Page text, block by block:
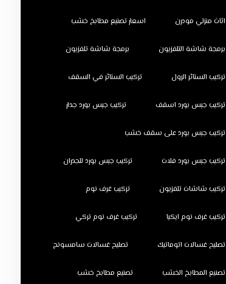
اثاث منزلي مودرن اسعار تصنيع مطابخ خشب
برمجة شاشة التلفزيون برمجة شاشة تلفزيون
تركيب الستائر الرول تركيب الستائر في السقف
تركيب جبس بورد اسقف تركيب جبس بورد جدار
تركيب جبس بورد على سقف خشب
تركيب جبس بورد فلات تركيب جبس بورد للجدران
تركيب شاشات تلفزيون تركيب غرف نوم
تركيب غرف نوم ايكيا تركيب غرف نوم تركي
تصليح غسالات اتوماتيك تصليح غسالات سامسونج
تصنيع المطابخ الخشب تصنيع مطابخ خشب